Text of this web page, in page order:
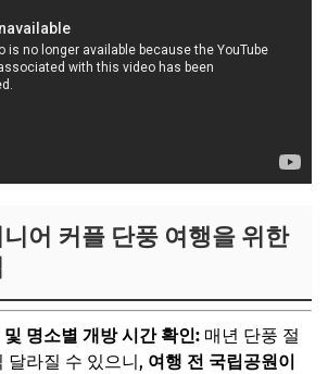
어 커플 단풍 여행을 위한
명소별 개방 시간 확인: 매년 단풍 절
달라질 수 있으니, 여행 전 국립공원이